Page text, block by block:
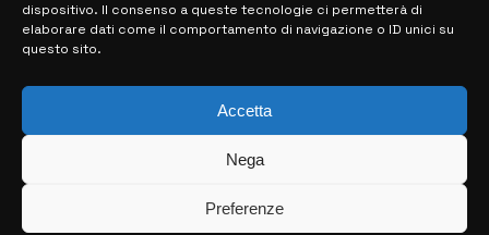
dispositivo. Il consenso a queste tecnologie ci permetterà di
elaborare dati come il comportamento di navigazione o ID unici su
questo sito.
Accetta
Nega
Preferenze
> NOTIZIE